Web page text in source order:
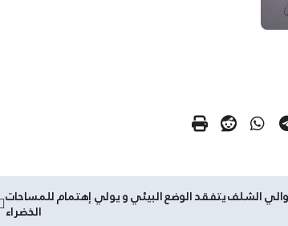
والي الشلف يتفقد الوضع البيئي و يولي إهتمام للمساحات
الخضراء